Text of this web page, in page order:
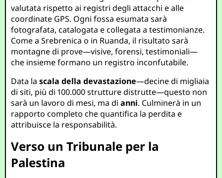
valutata rispetto ai registri degli attacchi e alle
coordinate GPS. Ogni fossa esumata sarà
fotografata, catalogata e collegata a testimonianze.
Come a Srebrenica o in Ruanda, il risultato sarà
montagne di prove—visive, forensi, testimoniali—
che insieme formano un registro inconfutabile.
Data lascala della devastazione—decine di migliaia
di siti, più di 100.000 strutture distrutte—questo non
sarà un lavoro di mesi, ma dianni. Culminerà in un
rapporto completo che quantifica la perdita e
attribuisce la responsabilità.
Verso un Tribunale per la
Palestina